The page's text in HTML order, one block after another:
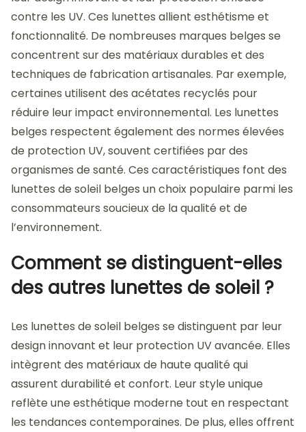
contre les UV. Ces lunettes allient esthétisme et
fonctionnalité. De nombreuses marques belges se
concentrent sur des matériaux durables et des
techniques de fabrication artisanales. Par exemple,
certaines utilisent des acétates recyclés pour
réduire leur impact environnemental. Les lunettes
belges respectent également des normes élevées
de protection UV, souvent certifiées par des
organismes de santé. Ces caractéristiques font des
lunettes de soleil belges un choix populaire parmi les
consommateurs soucieux de la qualité et de
l’environnement.
Comment se distinguent-elles
des autres lunettes de soleil ?
Les lunettes de soleil belges se distinguent par leur
design innovant et leur protection UV avancée. Elles
intègrent des matériaux de haute qualité qui
assurent durabilité et confort. Leur style unique
reflète une esthétique moderne tout en respectant
les tendances contemporaines. De plus, elles offrent